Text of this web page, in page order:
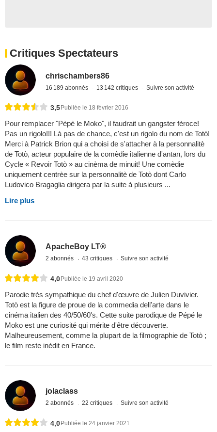
Critiques Spectateurs
chrischambers86
16 189 abonnés 13 142 critiques Suivre son activité
3,5 Publiée le 18 février 2016
Pour remplacer "Pèpè le Moko", il faudrait un gangster fèroce!
Pas un rigolo!!! Là pas de chance, c'est un rigolo du nom de Totò!
Merci à Patrick Brion qui a choisi de s'attacher à la personnalitè
de Totò, acteur populaire de la comèdie italienne d'antan, lors du
Cycle « Revoir Totò » au cinèma de minuit! Une comèdie
uniquement centrèe sur la personnalitè de Totò dont Carlo
Ludovico Bragaglia dirigera par la suite à plusieurs ...
Lire plus
ApacheBoy LT®
2 abonnés 43 critiques Suivre son activité
4,0Publiée le 19 avril 2020
Parodie très sympathique du chef d'œuvre de Julien Duvivier.
Totò est la figure de proue de la commedia dell'arte dans le
cinéma italien des 40/50/60's. Cette suite parodique de Pépé le
Moko est une curiosité qui mérite d'être découverte.
Malheureusement, comme la plupart de la filmographie de Totò ;
le film reste inédit en France.
jolaclass
2 abonnés 22 critiques Suivre son activité
4,0Publiée le 24 janvier 2021